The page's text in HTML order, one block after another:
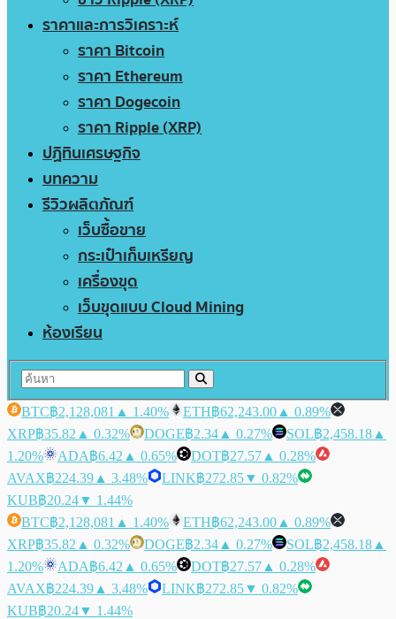
ราคาและการวิเคราะห์
ราคา Bitcoin
ราคา Ethereum
ราคา Dogecoin
ราคา Ripple (XRP)
ปฏิทินเศรษฐกิจ
บทความ
รีวิวผลิตภัณฑ์
เว็บซื้อขาย
กระเป๋าเก็บเหรียญ
เครื่องขุด
เว็บขุดแบบ Cloud Mining
ห้องเรียน
BTC฿2,128,081 ▲ 1.40% ETH฿62,243.00 ▲ 0.89%
XRP฿35.82 ▲ 0.32% DOGE฿2.34 ▲ 0.27% SOL฿2,458.18 ▲
1.20%
ADA฿6.42 ▲ 0.65% DOT฿27.57 ▲ 0.28%
AVAX฿224.39 ▲ 3.48% LINK฿272.85▼ 0.82%
KUB฿20.24▼ 1.44%
BTC฿2,128,081 ▲ 1.40% ETH฿62,243.00 ▲ 0.89%
XRP฿35.82 ▲ 0.32% DOGE฿2.34 ▲ 0.27% SOL฿2,458.18 ▲
1.20%
ADA฿6.42 ▲ 0.65% DOT฿27.57 ▲ 0.28%
AVAX฿224.39 ▲ 3.48% LINK฿272.85▼ 0.82%
KUB฿20.24▼ 1.44%